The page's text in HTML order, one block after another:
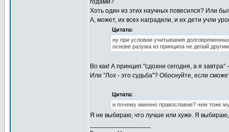
годами?
Хоть один из этих научных повесился? Или
А, может, их всех наградили, и их дети учли
Цитата:
ну при условии учитывания
основе разума из принципа не делай
Во как! А принцип "сдохни сегодня, а я завтра"
Или "Лох - это судьба"? Обоснуйте, если
Цитата:
и почему именно православие? чем тоже
Я не выбираю, что лучше или хуже. Я